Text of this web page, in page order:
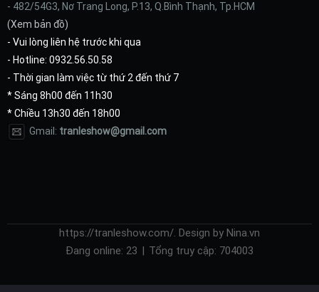
- 482/54G3, Nơ Trang Long, P.13, Q.Bình Thạnh, Tp.HCM
(Xem bản đồ)
- Vui lòng liên hệ trước khi qua
- Hotline: 0932.56.50.58
- Thời gian làm việc từ thứ 2 đến thứ 7
* Sáng 8h00 đến 11h30
* Chiều 13h30 đến 18h00
Gmail: tranleshow@gmail.com
https://tranleshow.com/. Design by Nina.vn
Đang online: 23 Tổng truy cập: 704003